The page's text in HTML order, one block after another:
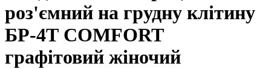
роз'ємний на грудну клітину
БР-4Т COMFORT
графітовий жіночий